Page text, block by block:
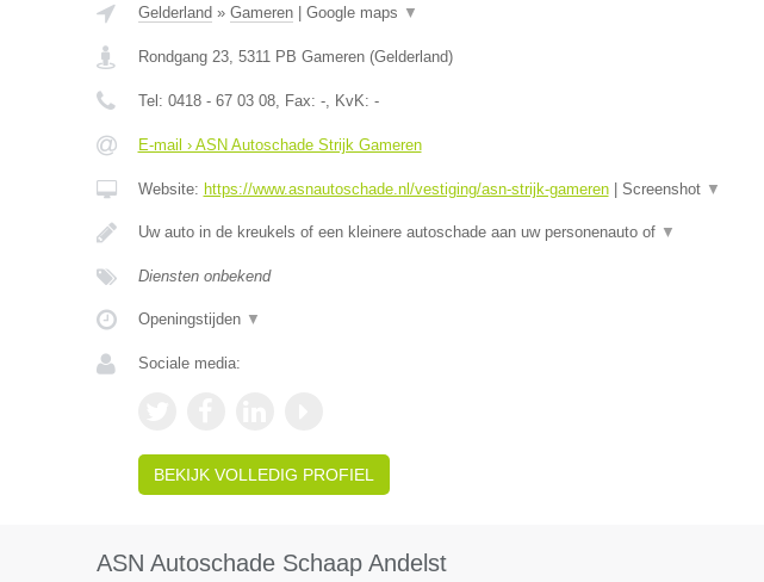
Gelderland » Gameren| Google maps ▼
Rondgang 23, 5311 PB Gameren(Gelderland)
Tel: 0418 - 67 03 08, Fax: -, KvK: -
E-mail › ASN Autoschade Strijk Gameren
Website: https://www.asnautoschade.nl/vestiging/asn-strijk-gameren| Screenshot ▼
Uw auto in de kreukels of een kleinere autoschade aan uw personenauto of ▼
Diensten onbekend
Openingstijden ▼
Sociale media:
BEKIJK VOLLEDIG PROFIEL
ASN Autoschade Schaap Andelst